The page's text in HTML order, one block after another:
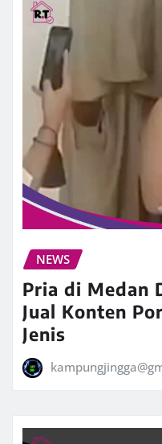
NEWS
Pria di Medan
Jual Konten
Jenis